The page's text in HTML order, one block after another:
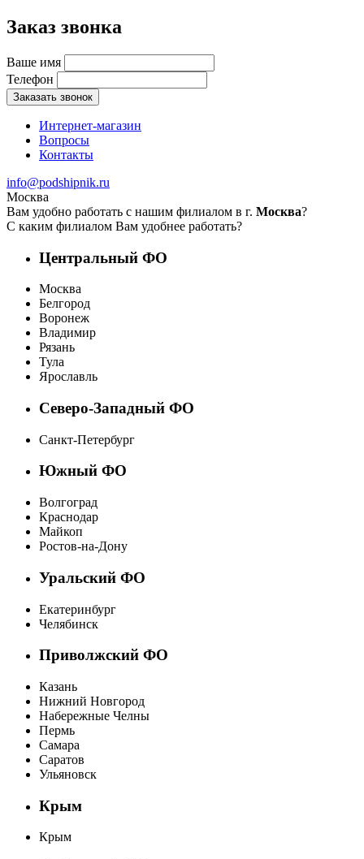
Заказ звонка
Ваше имя
Телефон
Заказать звонок
Интернет-магазин
Вопросы
Контакты
info@podshipnik.ru
Москва
Вам удобно работать с нашим филиалом в г. Москва?
С каким филиалом Вам удобнее работать?
Центральный ФО
Москва
Белгород
Воронеж
Владимир
Рязань
Тула
Ярославль
Северо-Западный ФО
Санкт-Петербург
Южный ФО
Волгоград
Краснодар
Майкоп
Ростов-на-Дону
Уральский ФО
Екатеринбург
Челябинск
Приволжский ФО
Казань
Нижний Новгород
Набережные Челны
Пермь
Самара
Саратов
Ульяновск
Крым
Крым